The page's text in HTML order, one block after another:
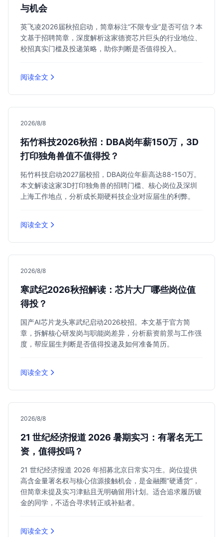
与机会
英飞凌2026届秋招启动，简章标注“不限专业”是否可信？本
文基于招聘简章，深度解析这家德资芯片巨头的行业地位、
校招真实门槛及投递策略，助你判断是否值得投入。
阅读全文
2026/8/8
拓竹科技2026秋招：DBA岗年薪150万，3D
打印独角兽值不值得投？
拓竹科技启动2027届校招，DBA岗位年薪高达88-150万。
本文解读这家3D打印独角兽的招聘门槛、核心岗位及深圳
上海工作地点，分析成长期硬科技企业对应届生的利弊。
阅读全文
2026/8/8
寒武纪2026秋招解读：芯片大厂哪些岗位值
得投？
国产AI芯片龙头寒武纪启动2026校招。本文基于官方简
章，拆解核心研发岗与职能岗差异，分析薪资前景与工作强
度，帮应届生判断是否值得投递及如何准备简历。
阅读全文
2026/8/8
21 世纪经济报道 2026 暑期实习：有署名无工
资，值得投吗？
21 世纪经济报道 2026 年招募北京日常实习生。岗位提供
高含金量署名权与核心信源接触机会，是金融圈“硬通货”，
但简章未提及实习津贴且无明确留用计划。适合追求履历镀
金的同学，不适合寻求转正或补贴者。
阅读全文